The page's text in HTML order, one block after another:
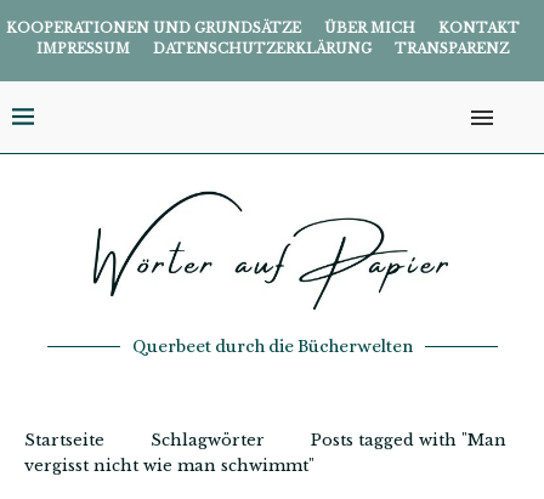
KOOPERATIONEN UND GRUNDSÄTZE ÜBER MICH
KONTAKT
IMPRESSUM
DATENSCHUTZERKLÄRUNG TRANSPARENZ
Querbeet durch die Bücherwelten
Startseite Schlagwörter
Posts tagged with "Man
vergisst nicht wie man schwimmt"